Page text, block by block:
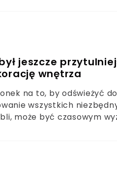
jeszcze
wnętrza
na to, by odświeżyć
wszystkich
może być czasowym